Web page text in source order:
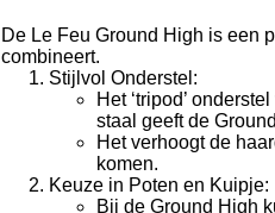
De Le Feu Ground High is een
combineert.
Stijlvol Onderstel:
Het ‘tripod’
staal geeft de
Het verhoogt de
komen.
Keuze in Poten en Kuipje:
Bij de Ground High